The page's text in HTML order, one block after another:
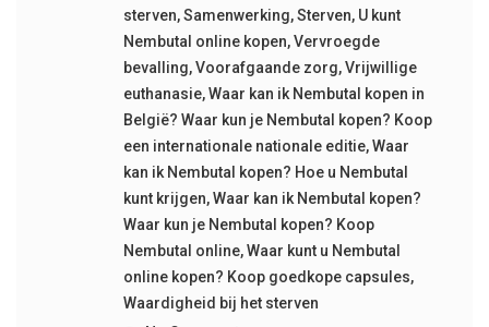
sterven,Samenwerking,Sterven, U kunt
Nembutal online kopen,Vervroegde
bevalling,Voorafgaande zorg,Vrijwillige
euthanasie,Waar kan ik Nembutal kopen in
België? Waar kun je Nembutal kopen? Koop
een internationale nationale editie,Waar
kan ik Nembutal kopen? Hoe u Nembutal
kunt krijgen,Waar kan ik Nembutal kopen?
Waar kun je Nembutal kopen? Koop
Nembutal online,Waar kunt u Nembutal
online kopen? Koop goedkope capsules,
Waardigheid bij het sterven